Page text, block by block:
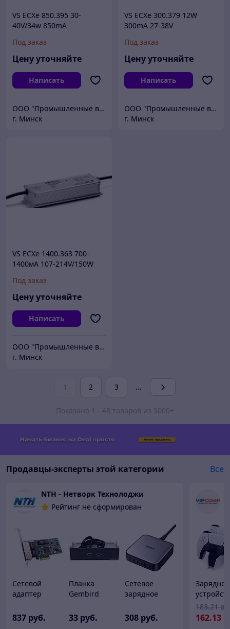
VS ECXe 850.395 30-
40V/34w 850mA
Под заказ
Цену уточняйте
Написать
ООО "Промышленные вентиляторы и компоненты"
г. Минск
VS ECXe 300.379 12W
300mA 27-38V
Под заказ
Цену уточняйте
Написать
ООО "Промышленные вентиляторы и компоненты"
г. Минск
VS ECXe 1400.363 700-
1400мА 107-214V/150W
драйвер для светодиодов
Под заказ
Цену уточняйте
Написать
ООО "Промышленные вентиляторы и компоненты"
г. Минск
1 2 3 ...
Показано 1 - 48 товаров из 3000+
Продавцы-эксперты этой категории Все
NTH - Нетворк Технолоджи
Рейтинг не сформирован
Сетевой
адаптер
BCM5719-4P
837 руб.
Планка
Gembird
2A
33 руб.
Сетевое
зарядное
40914
308 руб.
Зарядное
Sony
162.13
183.21